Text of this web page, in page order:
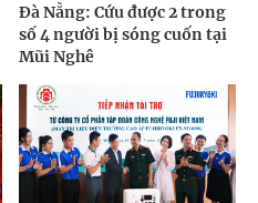
Đà Nẵng: Cứu được 2 trong
số 4 người bị sóng cuốn tại
Mũi Nghê